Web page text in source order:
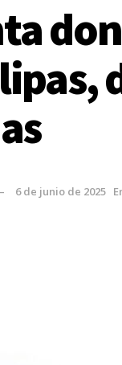
6 de junio de 2025